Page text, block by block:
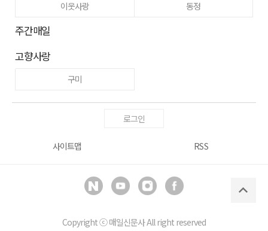
이웃사랑
동정
주간매일
고향사랑
구미
로그인
사이트맵 RSS
Copyright ⓒ매일신문사All right reserved